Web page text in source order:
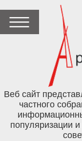
Веб сайт
частного
популяризации и